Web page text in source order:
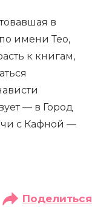
в
имени Тео,
к книгам,
— в Город
с Кафной —
Поделиться